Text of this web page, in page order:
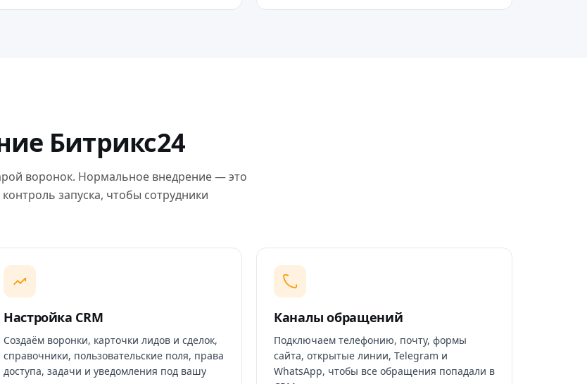
Битрикс24
воронок. Нормальное внедрение — это
запуска, чтобы сотрудники
Настройка CRM
Создаём воронки, карточки лидов и сделок,
справочники, пользовательские поля, права
доступа, задачи и уведомления под вашу
Каналы обращений
Подключаем телефонию, почту, формы
сайта, открытые линии, Telegram и
WhatsApp, чтобы все обращения попадали в